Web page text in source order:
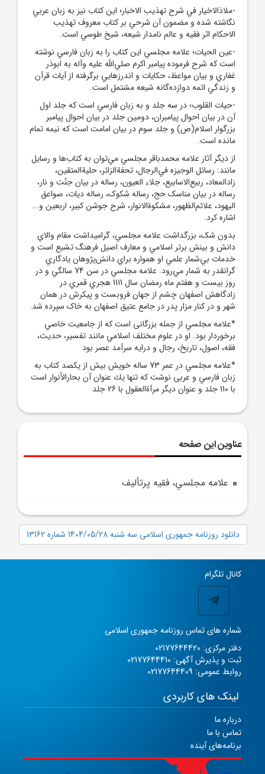
-ملاذالاخيار في شرح تهذيب الاخبار؛ اين کتاب نيز به زبان عربي
نگاشته شده و مضمون آن شرحي بر کتاب معروف تهذيب
الاحکام اثر فقيه و عالم نامدار شيعه، شيخ طوسي است.
-عين الحيات؛ علامه مجلسي اين کتاب را به زبان فارسي نوشته
است که شرح فرموده پيامبر اکرم صلي‌الله عليه وآله به ابوذر
غفاري و بيان مواعظ، حکايات و اندرزهايي برگرفته از آيات قرآن
و زندگي ائمه دوازده‌گانه شيعه مشتمل است.
-حيات القلوب؛ در سه جلد و به زبان فارسي است که جلد اول
آن در بيان احوال پيامبران، دومين جلد در بيان احوال پيامبر
بزرگوار اسلام(ص) و جلد سوم در بيان امامت است که نيمه تمام
مانده است.
از ديگر آثار علامه محمدباقر مجلسي مي‌توان به کتاب‌ها و رسايل
مانند: رسائل الوجيزه في‌الرجال، تحفةالزائر، حلية‌المتقين،
زادالمعاد، ربيع‌الاسابيع، جلاء العيون، رساله در بيان جنّت و نار،
رساله در بيان مناسک حج، رساله شکوک، رساله ديات، صواعق
اليهود، علائم‌الظهور، مشکوة‌الانوار، شرح جوشن کبير، اربعين و...
اشاره کرد.
بدون شک، بزرگداشت علامه مجلسي، گراميداشت مقام والاي
دانش و بينش برتر اسلامي و معارف اصيل فرهنگ تشيع است و
خدمات بي‌شمار علمي او همواره براي دانش‌پژوهان يادگاري
گرانقدر به شمار مي‌رود. علامه مجلسي در سن 74 سالگي و در
روز بيست و هفتم ماه رمضان سال 1111 هجري قمري در
زادگاهش اصفهان چشم از جهان فروبست و پيکرش در همان
شهر و در کنار مزار پدر در جامع عتيق اصفهان به خاک سپرده شد.
*علامه مجلسي از جمله بزرگانى است كه از جامعيت خاصي
برخوردار بود. او در علوم مختلف اسلامي مانند تفسير، حديث،
فقه، اصول، تاريخ، رجال و درايه سرآمد عصر بود
*علامه مجلسي در عمر 73 ساله خويش بيش از يكصد كتاب به
زبان فارسي و عربى نوشت كه تنها يك عنوان آن بحارالأنوار است
با 110 جلد و عنوان ديگر مرآةالعقول با 26 جلد
عناوین این صفحه
علامه مجلسي، فقيه پرتأليف
دانلود روزنامه جمهوری اسلامی سه شنبه 1404/05/28 شماره 13162
کانال تلگرام
شماره های تماس روزنامه جمهوری اسلامی
دفتر مرکزی: 02177644420
ثبت و پذیرش آگهی: 02177644410
روابط عمومی: 02177644409
لینک های کاربردی
درباره ما
تماس با ما
برنامه‌های آینده